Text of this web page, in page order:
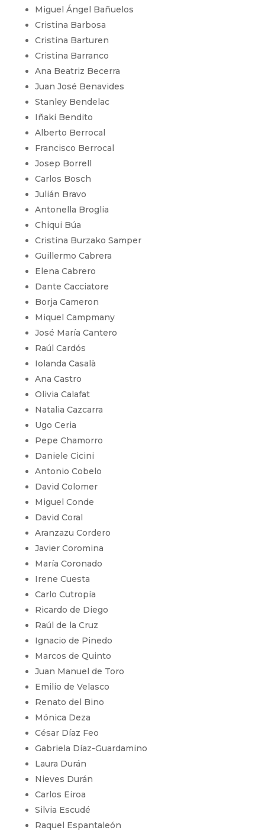
Miguel Ángel Bañuelos
Cristina Barbosa
Cristina Barturen
Cristina Barranco
Ana Beatriz Becerra
Juan José Benavides
Stanley Bendelac
Iñaki Bendito
Alberto Berrocal
Francisco Berrocal
Josep Borrell
Carlos Bosch
Julián Bravo
Antonella Broglia
Chiqui Búa
Cristina Burzako Samper
Guillermo Cabrera
Elena Cabrero
Dante Cacciatore
Borja Cameron
Miquel Campmany
José María Cantero
Raúl Cardós
Iolanda Casalà
Ana Castro
Olivia Calafat
Natalia Cazcarra
Ugo Ceria
Pepe Chamorro
Daniele Cicini
Antonio Cobelo
David Colomer
Miguel Conde
David Coral
Aranzazu Cordero
Javier Coromina
María Coronado
Irene Cuesta
Carlo Cutropía
Ricardo de Diego
Raúl de la Cruz
Ignacio de Pinedo
Marcos de Quinto
Juan Manuel de Toro
Emilio de Velasco
Renato del Bino
Mónica Deza
César Díaz Feo
Gabriela Díaz-Guardamino
Laura Durán
Nieves Durán
Carlos Eiroa
Silvia Escudé
Raquel Espantaleón